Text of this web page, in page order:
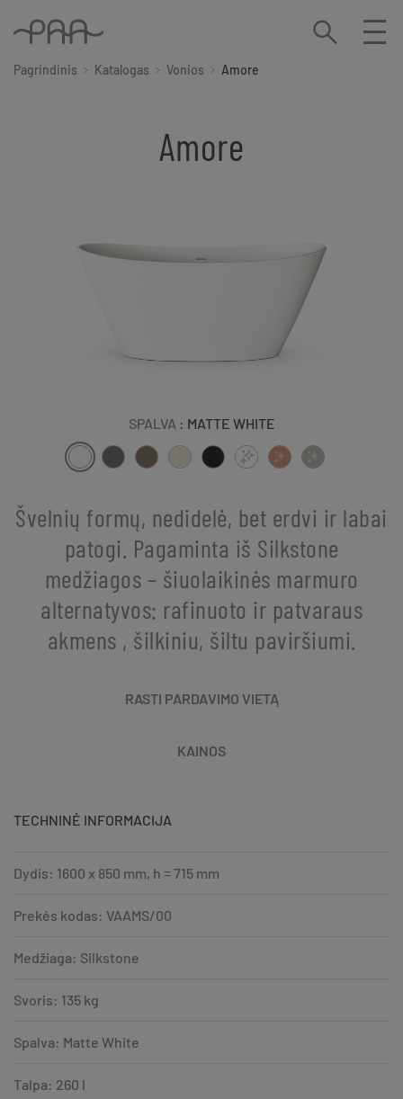
Pagrindinis Katalogas Vonios Amore
Amore
SPALVA : MATTE WHITE
Švelnių formų, nedidelė, bet erdvi ir labai
patogi. Pagaminta iš Silkstone
medžiagos – šiuolaikinės marmuro
alternatyvos: rafinuoto ir patvaraus
akmens , šilkiniu, šiltu paviršiumi.
RASTI PARDAVIMO VIETĄ
KAINOS
TECHNINĖ INFORMACIJA
Dydis: 1600 x 850 mm, h = 715 mm
Prekės kodas: VAAMS/00
Medžiaga: Silkstone
Svoris: 135 kg
Spalva: Matte White
Talpa: 260 l